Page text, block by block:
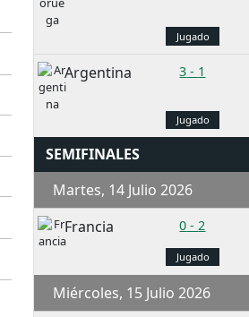
Jugado
Argentina 3 - 1
Jugado
SEMIFINALES
Martes, 14 Julio 2026
Francia
0 - 2
Jugado
Miércoles, 15 Julio 2026